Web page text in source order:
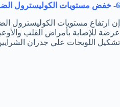
6- خفض مستويات الكوليسترول الضار :
إن ارتفاع مستويات الكوليسترول
عرضة للإصابة بأمراض القلب
تشكيل اللويحات علي جدران